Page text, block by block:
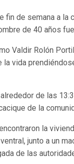
de semana a la
de 40 años
Valdir Rolón
vida
de las
de la
la
junto a un
de las